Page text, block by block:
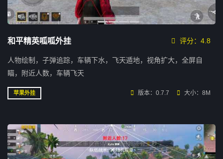
和平精英呱呱外挂 评分：4.8
人物绘制，子弹追踪，车辆下水，飞天遁地，视角扩大，全屏自
瞄，附近人数，车辆飞天
苹果外挂 版本：0.7.7 大小：8M